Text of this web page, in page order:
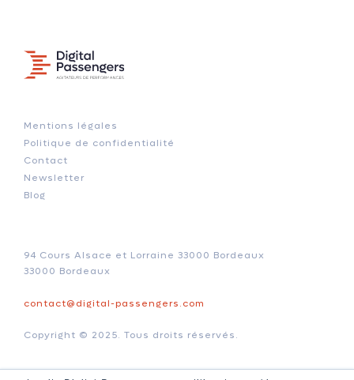
Mentions légales
Politique de confidentialité
Contact
Newsletter
Blog
94 Cours Alsace et Lorraine 33000 Bordeaux
33000 Bordeaux
contact@digital-passengers.com
Copyright © 2025. Tous droits réservés.